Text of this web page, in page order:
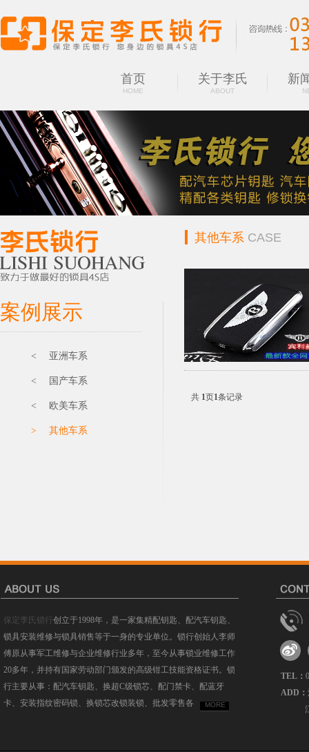
首页
HOME
关于李氏
ABOUT
新
案例展示
< 亚洲车系
< 国产车系
< 欧美车系
> 其他车系
其他车系 CASE
共 1页1条记录
保定李氏锁行创立于1998年，是一家集精配钥匙、配汽车钥匙、
锁具安装维修与锁具销售等于一身的专业单位。锁行创始人李师
傅原从事军工维修与企业维修行业多年，至今从事锁业维修工作
20多年，并持有国家劳动部门颁发的高级钳工技能资格证书。锁
行主要从事：配汽车钥匙、换超C级锁芯、配门禁卡、配蓝牙
卡、安装指纹密码锁、换锁芯改锁装锁、批发零售各
MORE
TEL：
ADD：